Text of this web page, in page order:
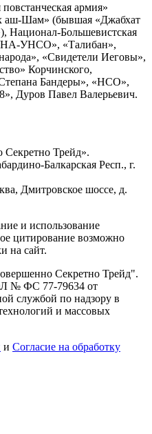
армия»
Шам» (бывшая «Джабхат
Национал-Большевистская
УНСО», «Талибан»,
«Свидетели Иеговы»,
Корчинского,
Бандеры», «НСО»,
Дуров Павел Валерьевич.
Трейд».
Балкарская Респ., г.
Дмитровское шоссе, д.
и использование
цитирование возможно
на сайт.
Секретно Трейд".
№ ФС 77-79634 от
службой по надзору в
и массовых
и Согласие на обработку